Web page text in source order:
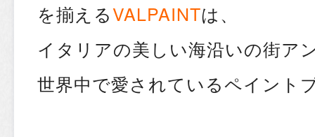
を揃えるVALPAINTは、
イタリアの美しい海沿いの街ア
世界中で愛されているペイント